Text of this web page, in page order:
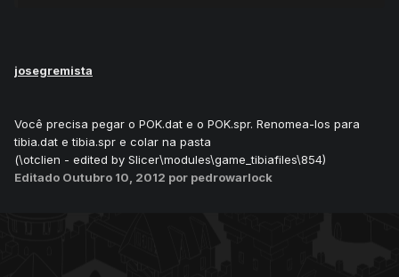
josegremista
Você precisa pegar o POK.dat e o POK.spr. Renomea-los para
tibia.dat e tibia.spr e colar na pasta
(\otclien - edited by Slicer\modules\game_tibiafiles\854)
Editado Outubro 10, 2012 por pedrowarlock